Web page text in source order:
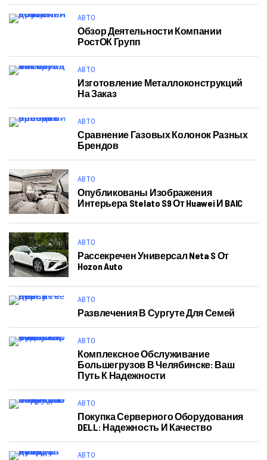
АВТО
Обзор Деятельности Компании
РостОК Групп
АВТО
Изготовление Металлоконструкций
На Заказ
АВТО
Сравнение Газовых Колонок Разных
Брендов
АВТО
Опубликованы Изображения
Интерьера Stelato S9 От Huawei И BAIC
АВТО
Рассекречен Универсал Neta S От
Hozon Auto
АВТО
Развлечения В Сургуте Для Семей
АВТО
Комплексное Обслуживание
Большегрузов В Челябинске: Ваш
Путь К Надежности
АВТО
Покупка Серверного Оборудования
DELL: Надежность И Качество
АВТО